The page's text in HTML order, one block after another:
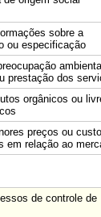
sobre a
ou especificação
prestação dos
orgânicos ou
preços ou
em relação ao
de controle de